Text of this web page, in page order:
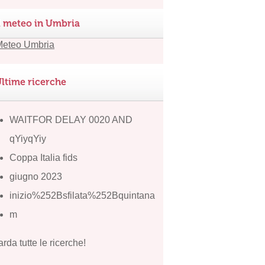
meteo in Umbria
ricerche
WAITFOR DELAY 0020 AND
qYiyqYiy
Coppa Italia fids
giugno 2023
inizio%252Bsfilata%252Bquintana
m
tutte le ricerche!